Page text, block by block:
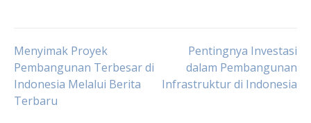
Post
navigation
Menyimak Proyek
Pembangunan Terbesar di
Indonesia Melalui Berita
Terbaru
Pentingnya Investasi
dalam Pembangunan
Infrastruktur di Indonesia